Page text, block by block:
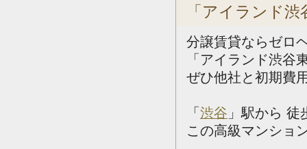
「アイランド
分譲賃貸ならゼロ
「アイランド渋谷
ぜひ他社と初期費
「 渋谷 」駅から
この高級マンショ